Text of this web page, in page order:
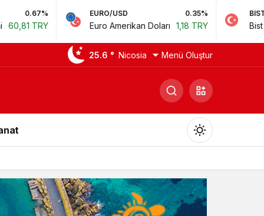
EURO/USD 0.35%
Euro Amerikan Doları 1,18 TRY
BIST
Bist 100 14.168,35
25.6 ° Nicosia Menü Oluştur